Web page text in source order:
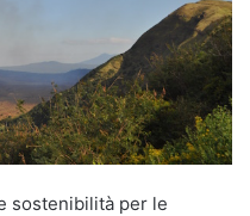
sostenibilità per le